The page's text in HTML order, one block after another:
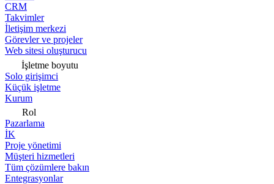
CRM
Takvimler
İletişim merkezi
Görevler ve projeler
Web sitesi oluşturucu
İşletme boyutu
Solo girişimci
Küçük işletme
Kurum
Rol
Pazarlama
İK
Proje yönetimi
Müşteri hizmetleri
Tüm çözümlere bakın
Entegrasyonlar